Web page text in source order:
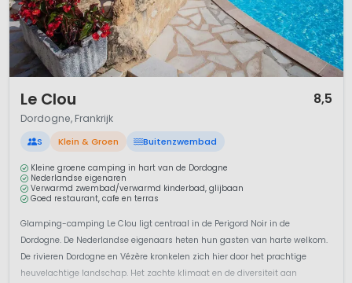
Le Clou 8,5
Dordogne, Frankrijk
S Klein & Groen Buitenzwembad
Kleine groene camping in hart van de Dordogne
Nederlandse eigenaren
Verwarmd zwembad/verwarmd kinderbad, glijbaan
Goed restaurant, cafe en terras
Glamping-camping Le Clou ligt centraal in de Perigord Noir in de
Dordogne. De Nederlandse eigenaars heten hun gasten van harte welkom.
De rivieren Dordogne en Vézère kronkelen zich hier door het prachtige
heuvelachtige landschap. Het zachte klimaat en de diversiteit aan